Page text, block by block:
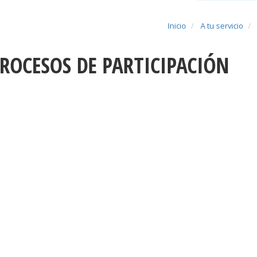
Inicio A tu servicio
PROCESOS DE PARTICIPACIÓN